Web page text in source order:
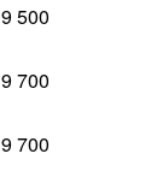
9 500
9 700
9 700